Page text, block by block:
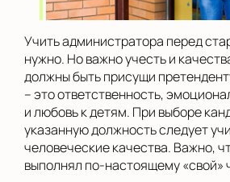
Учить администратора перед
нужно. Но важно учесть и
должны быть присущи
– это ответственность,
и любовь к детям. При выборе
указанную должность следует
человеческие качества. Важно,
выполнял по-настоящему «свой»